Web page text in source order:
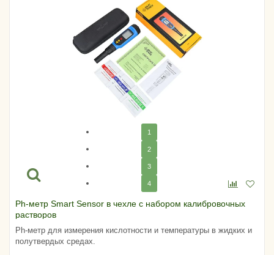
1
2
3
4
Ph-метр Smart Sensor в чехле с набором калибровочных
растворов
Ph-метр для измерения кислотности и температуры в жидких и
полутвердых средах.